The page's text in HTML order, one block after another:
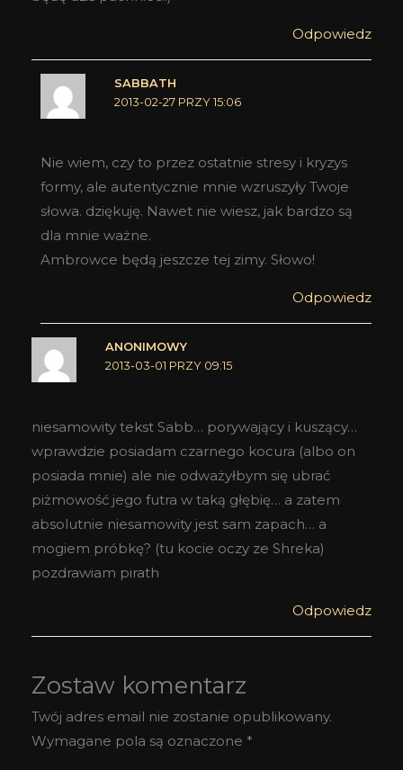
Odpowiedz
SABBATH
2013-02-27 PRZY 15:06
Nie wiem, czy to przez ostatnie stresy i kryzys
formy, ale autentycznie mnie wzruszyły Twoje
słowa. dziękuję. Nawet nie wiesz, jak bardzo są
dla mnie ważne.
Ambrowce będą jeszcze tej zimy. Słowo!
Odpowiedz
ANONIMOWY
2013-03-01 PRZY 09:15
niesamowity tekst Sabb… porywający i kuszący…
wprawdzie posiadam czarnego kocura (albo on
posiada mnie) ale nie odważyłbym się ubrać
piżmowość jego futra w taką głębię… a zatem
absolutnie niesamowity jest sam zapach… a
mogiem próbkę? (tu kocie oczy ze Shreka)
pozdrawiam pirath
Odpowiedz
Zostaw komentarz
Twój adres email nie zostanie opublikowany.
Wymagane pola są oznaczone *